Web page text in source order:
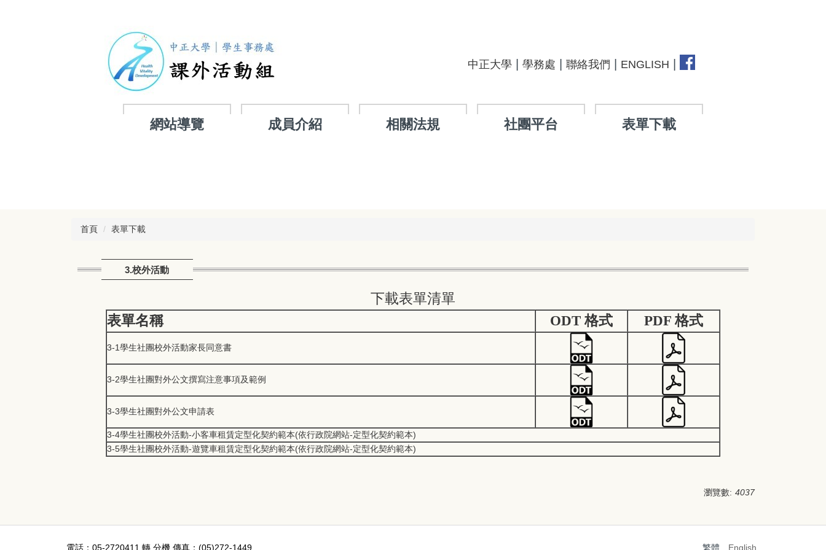
中正大學 學務處 聯絡我們 ENGLISH
網站導覽 成員介紹 相關法規 社團平台 表單下載
首頁 表單下載
3.校外活動
下載表單清單
表單名稱
ODT 格式 PDF 格式
3-1學生社團校外活動家長同意書
3-2學生社團對外公文撰寫注意事項及範例
3-3學生社團對外公文申請表
3-4學生社團校外活動-小客車租賃定型化契約範本(依行政院網站-定型化契約範本)
3-5學生社團校外活動-遊覽車租賃定型化契約範本(依行政院網站-定型化契約範本)
瀏覽數: 4037
繁體 English
電話：05-2720411 轉 分機 傳真：(05)272-1449